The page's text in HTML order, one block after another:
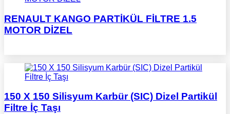
RENAULT KANGO PARTİKÜL FİLTRE 1.5
MOTOR DİZEL
150 X 150 Silisyum Karbür (SIC) Dizel Partikül
Filtre İç Taşı